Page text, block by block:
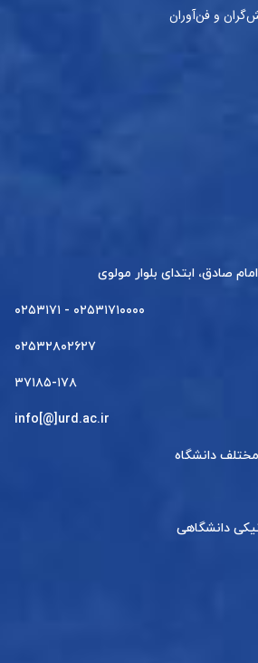
و فن‌آوران
صادق، ابتدای بلوار مولوی
۰۲۵۳۱۷۱۰۰۰۰ - ۰۲۵۳۱۷۱
۰۲۵۳۲۸۰۲۶۲۷
۳۷۱۸۵-۱۷۸
info[@]urd.ac.ir
دانشگاه
دانشگاهی